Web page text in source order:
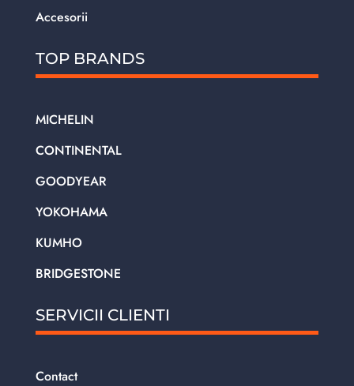
Accesorii
TOP BRANDS
MICHELIN
CONTINENTAL
GOODYEAR
YOKOHAMA
KUMHO
BRIDGESTONE
SERVICII CLIENTI
Contact